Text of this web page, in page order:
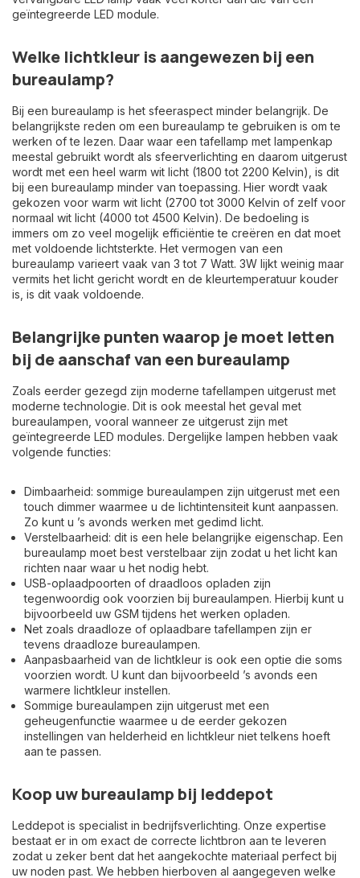
geïntegreerde LED module.
Welke lichtkleur is aangewezen bij een
bureaulamp?
Bij een bureaulamp is het sfeeraspect minder belangrijk. De
belangrijkste reden om een bureaulamp te gebruiken is om te
werken of te lezen. Daar waar eentafellamp met lampenkap
meestal gebruikt wordt als sfeerverlichting en daarom uitgerust
wordt met een heel warm wit licht (1800 tot 2200 Kelvin), is dit
bij een bureaulamp minder van toepassing. Hier wordt vaak
gekozen voor warm wit licht (2700 tot 3000 Kelvin of zelf voor
normaal wit licht (4000 tot 4500 Kelvin). De bedoeling is
immers om zo veel mogelijk efficiëntie te creëren en dat moet
met voldoende lichtsterkte. Het vermogen van een
bureaulamp varieert vaak van 3 tot 7 Watt. 3W lijkt weinig maar
vermits het licht gericht wordt en de kleurtemperatuur kouder
is, is dit vaak voldoende.
Belangrijke punten waarop je moet letten
bij de aanschaf van een bureaulamp
Zoals eerder gezegd zijn moderne tafellampen uitgerust met
moderne technologie. Dit is ook meestal het geval met
bureaulampen, vooral wanneer ze uitgerust zijn met
geïntegreerde LED modules. Dergelijke lampen hebben vaak
volgende functies:
Dimbaarheid: sommige bureaulampen zijn uitgerust met een
touch dimmer waarmee u de lichtintensiteit kunt aanpassen.
Zo kunt u ’s avonds werken met gedimd licht.
Verstelbaarheid: dit is een hele belangrijke eigenschap. Een
bureaulamp moet best verstelbaar zijn zodat u het licht kan
richten naar waar u het nodig hebt.
USB-oplaadpoorten of draadloos opladen zijn
tegenwoordig ook voorzien bij bureaulampen. Hierbij kunt u
bijvoorbeeld uw GSM tijdens het werken opladen.
Net zoals draadloze of oplaadbare tafellampen zijn er
tevens draadloze bureaulampen.
Aanpasbaarheid van de lichtkleur is ook een optie die soms
voorzien wordt. U kunt dan bijvoorbeeld ’s avonds een
warmere lichtkleur instellen.
Sommige bureaulampen zijn uitgerust met een
geheugenfunctie waarmee u de eerder gekozen
instellingen van helderheid en lichtkleur niet telkens hoeft
aan te passen.
Koop uw bureaulamp bij leddepot
Leddepot is specialist in bedrijfsverlichting. Onze expertise
bestaat er in om exact de correcte lichtbron aan te leveren
zodat u zeker bent dat het aangekochte materiaal perfect bij
uw noden past. We hebben hierboven al aangegeven welke